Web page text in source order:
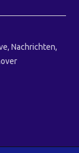
Nachrichten,